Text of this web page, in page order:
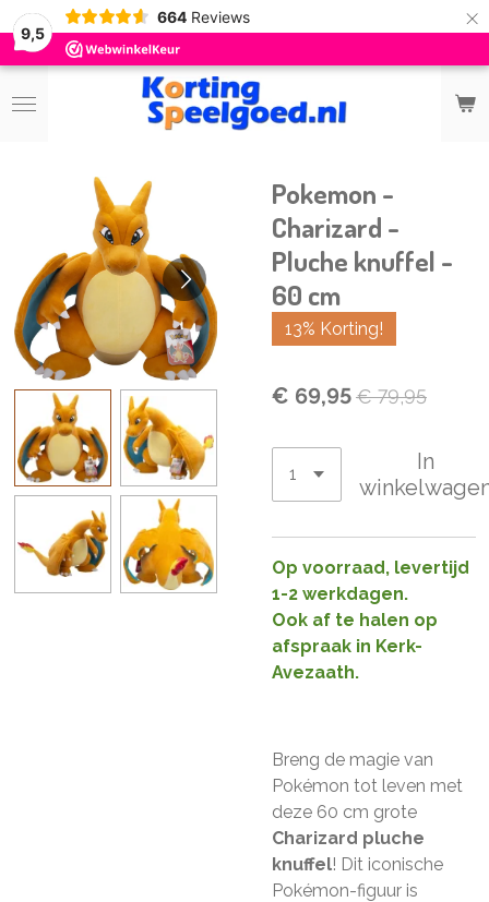
9,5
664 Reviews ×
Pokemon -
Charizard -
Pluche knuffel -
60 cm
13% Korting!
€ 69,95€ 79,95
In
Op voorraad, levertijd
1-2 werkdagen.
Ook af te halen op
afspraak in Kerk-
Avezaath.
Breng de magie van
Pokémon tot leven met
deze 60 cm grote
Charizard pluche
knuffel! Dit iconische
Pokémon-figuur is